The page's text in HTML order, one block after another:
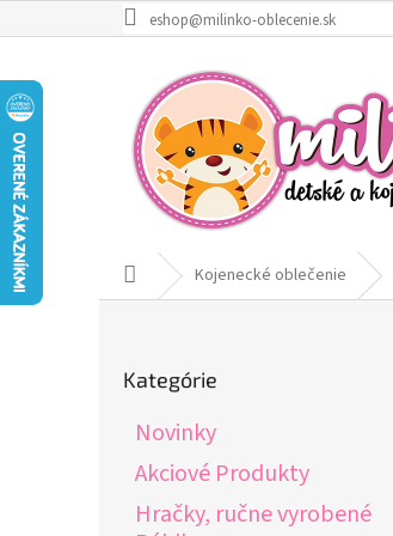
na
eshop@milinko-oblecenie.sk
DomovKojenecké oblečenie
kategórie
Kategórie
Novinky
Akciové Produkty
Hračky, ručne vyrobené